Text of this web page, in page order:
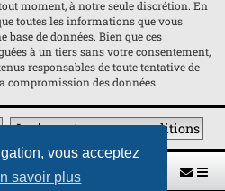
vous acceptez
savoir plus
moment, à notre seule discrétion. En
toutes les informations que vous
base de données. Bien que ces
à un tiers sans votre consentement,
responsables de toute tentative de
compromission des données.
Index du forum